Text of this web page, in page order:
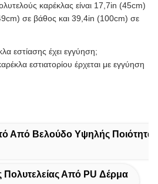
καρέκλας είναι 17,7in (45cm)
σε βάθος και 39,4in (100cm) σε
εστίασης έχει εγγύηση;
εστιατορίου έρχεται με εγγύηση
Από Βελούδο Υψηλής
Πολυτελείας Από PU Δέρμα